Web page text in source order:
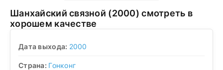
Шанхайский связной (2000) смотреть в
хорошем качестве
Дата выхода: 2000
Страна: Гонконг